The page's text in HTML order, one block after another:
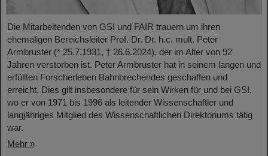
Die Mitarbeitenden von GSI und FAIR trauern um ihren
ehemaligen Bereichsleiter Prof. Dr. Dr. h.c. mult. Peter
Armbruster (* 25.7.1931, † 26.6.2024), der im Alter von 92
Jahren verstorben ist. Peter Armbruster hat in seinem langen und
erfüllten Forscherleben Bahnbrechendes geschaffen und
erreicht. Dies gilt insbesondere für sein Wirken für und bei GSI,
wo er von 1971 bis 1996 als leitender Wissenschaftler und
langjähriges Mitglied des Wissenschaftlichen Direktoriums tätig
war.
Mehr »